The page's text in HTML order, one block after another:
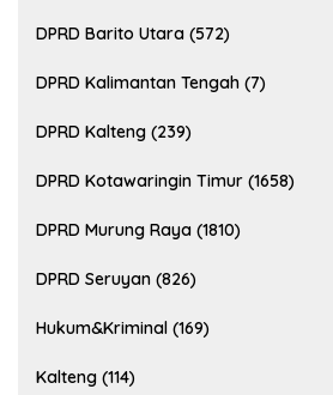
DPRD Barito Utara (572)
DPRD Kalimantan Tengah (7)
DPRD Kalteng (239)
DPRD Kotawaringin Timur (1658)
DPRD Murung Raya (1810)
DPRD Seruyan (826)
Hukum&Kriminal (169)
Kalteng (114)